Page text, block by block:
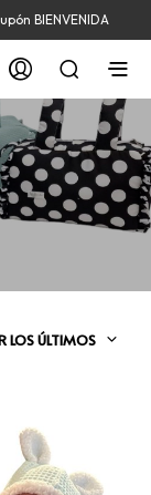
BIENVENIDA
LOS ÚLTIMOS